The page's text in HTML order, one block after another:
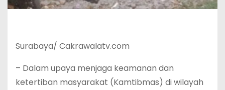
Surabaya/ Cakrawalatv.com
– Dalam upaya menjaga keamanan dan
ketertiban masyarakat (Kamtibmas) di wilayah